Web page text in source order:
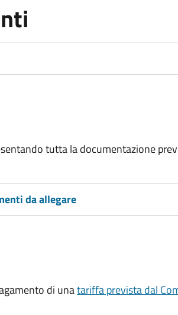
tutta la documentazione
da allegare
di unatariffa prevista dal